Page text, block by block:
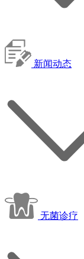
新闻动态
无菌诊疗